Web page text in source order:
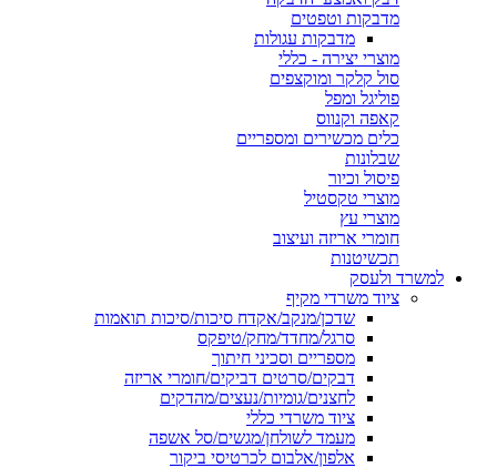
מדבקות וטפטים
מדבקות עגולות
מוצרי יצירה - כללי
סול קלקר ומוקצפים
פוליגל ומפל
קאפה וקנווס
כלים מכשירים ומספריים
שבלונות
פיסול וכיור
מוצרי טקסטיל
מוצרי עץ
חומרי אריזה ועיצוב
תכשיטנות
למשרד ולעסק
ציוד משרדי מקיף
שדכן/מנקב/אקדח סיכות/סיכות תואמות
סרגל/מחדד/מחק/טיפקס
מספריים וסכיני חיתוך
דבקים/סרטים דביקים/חומרי אריזה
לחצנים/גומיות/נעצים/מהדקים
ציוד משרדי כללי
מעמד לשולחן/מגשים/סל אשפה
אלפון/אלבום לכרטיסי ביקור